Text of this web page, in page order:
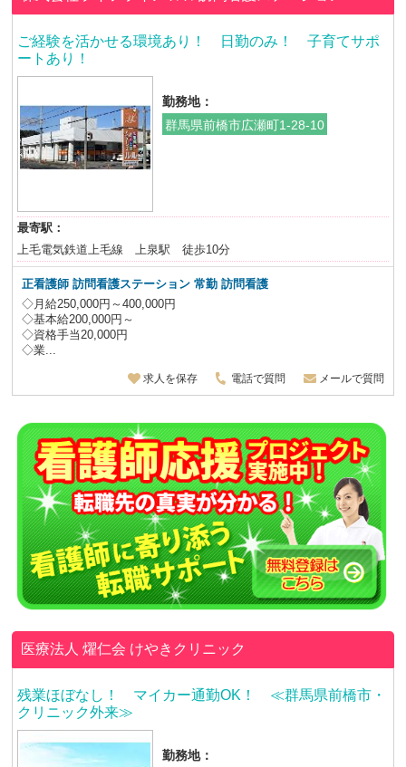
ご経験を活かせる環境あり！ 日勤のみ！ 子育てサポ
ートあり！
勤務地：
群馬県前橋市広瀬町1-28-10
最寄駅：
上毛電気鉄道上毛線 上泉駅 徒歩10分
正看護師訪問看護ステーション 常勤 訪問看護
◇月給250,000円～400,000円
◇基本給200,000円～
◇資格手当20,000円
◇業...
求人を保存 電話で質問 メールで質問
医療法人 燿仁会 けやきクリニック
残業ほぼなし！ マイカー通勤OK！ ≪群馬県前橋市・
クリニック外来≫
勤務地：